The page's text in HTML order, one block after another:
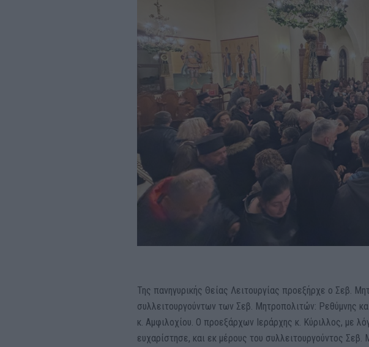
Της πανηγυρικής Θείας Λειτουργίας προεξήρχε ο Σεβ.
συλλειτουργούντων των Σεβ. Μητροπολιτών: Ρεθύμνης
κ. Αμφιλοχίου. Ο προεξάρχων Ιεράρχης κ. Κύριλλος, με
ευχαρίστησε, και εκ μέρους του συλλειτουργούντος